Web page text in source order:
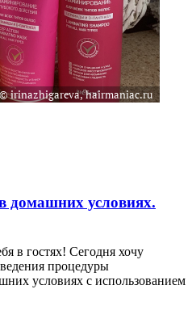
домашних условиях.
в гостях! Сегодня хочу
процедуры
условиях с использованием